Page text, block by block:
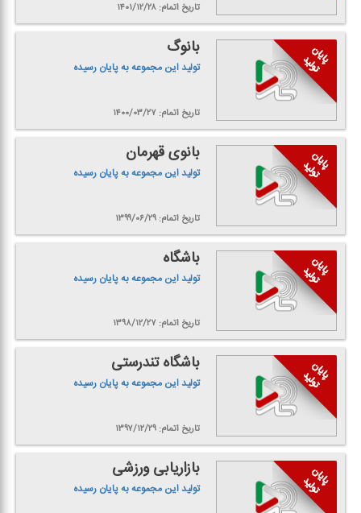
تاریخ اتمام: ۱۴۰۱/۱۲/۲۸
بانوگ
تولید این مجموعه به پایان رسیده
تاریخ اتمام: ۱۴۰۰/۰۳/۲۷
بانوی قهرمان
تولید این مجموعه به پایان رسیده
تاریخ اتمام: ۱۳۹۹/۰۶/۲۹
باشگاه
تولید این مجموعه به پایان رسیده
تاریخ اتمام: ۱۳۹۸/۱۲/۲۷
باشگاه تندرستی
تولید این مجموعه به پایان رسیده
تاریخ اتمام: ۱۳۹۷/۱۲/۲۹
بازاریابی ورزشی
تولید این مجموعه به پایان رسیده